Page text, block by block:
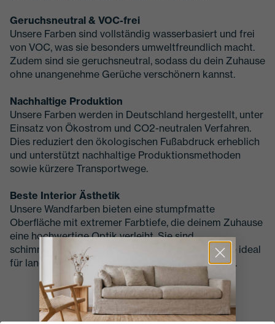
Geruchsneutral & VOC-frei
Unsere Farben sind vollständig wasserbasiert und frei
von VOC, was sie besonders umweltfreundlich macht.
Zudem sind sie geruchsneutral, sodass du dein Zuhause
ohne unangenehme Gerüche verschönern kannst.
Nachhaltige Produktion
Unsere Farben werden in Deutschland hergestellt, unter
Einsatz von Ökostrom und CO2-neutralen Verfahren.
Dies reduziert den ökologischen Fußabdruck erheblich
und unterstützt nachhaltige Produktionsmethoden
sowie kürzere Transportwege.
Beste Interior Ästhetik
Unsere Wandfarben bieten eine stumpfmatte
Oberfläche mit extremer Farbtiefe, die deinem Zuhause
eine hochwertige Optik verleiht. Sie sind
schimmelresistent und fleckenabweisend, was sie ideal
für langlebige und ästhetische Innenräume macht.